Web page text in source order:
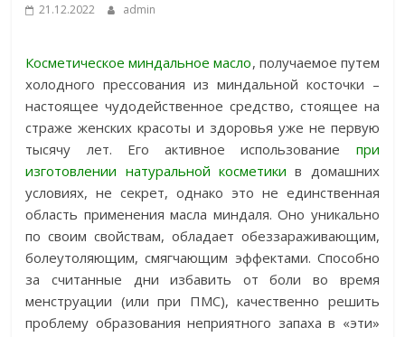
21.12.2022 admin
Косметическое миндальное масло, получаемое путем
холодного прессования из миндальной косточки –
настоящее чудодейственное средство, стоящее на
страже женских красоты и здоровья уже не первую
тысячу лет. Его активное использование при
изготовлении натуральной косметики в домашних
условиях, не секрет, однако это не единственная
область применения масла миндаля. Оно уникально
по своим свойствам, обладает обеззараживающим,
болеутоляющим, смягчающим эффектами. Способно
за считанные дни избавить от боли во время
менструации (или при ПМС), качественно решить
проблему образования неприятного запаха в «эти»